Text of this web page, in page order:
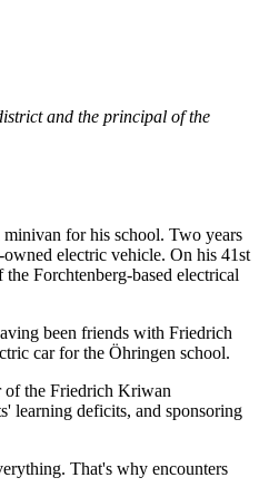
and the principal of the
minivan for his school. Two years
electric vehicle. On his 41st
Forchtenberg-based electrical
been friends with Friedrich
car for the Öhringen school.
of the Friedrich Kriwan
learning deficits, and sponsoring
That's why encounters